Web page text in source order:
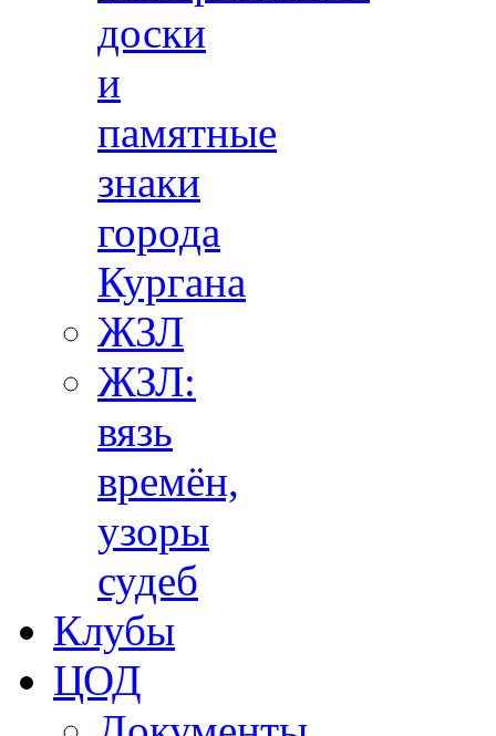
доски
и
памятные
знаки
города
Кургана
ЖЗЛ
ЖЗЛ:
вязь
времён,
узоры
судеб
Клубы
ЦОД